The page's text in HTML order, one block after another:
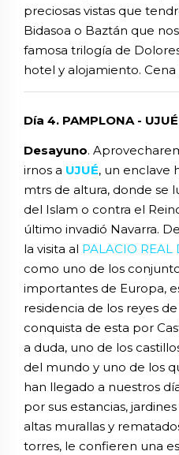
preciosas vistas que
Bidasoa o Baztán que
famosa trilogía de
hotel y alojamiento. Cena
Día 4. PAMPLONA -
Desayuno.
irnos a UJUÉ, un enclave
mtrs de altura, donde se
del Islam o contra el
último invadió Navarra.
la visita al PALACIO REAL
como uno de los
importantes de Europa,
residencia de los reyes
conquista de esta por
a duda, uno de los
del mundo y uno de los
han llegado a nuestros
por sus estancias,
altas murallas y
torres, le confieren una